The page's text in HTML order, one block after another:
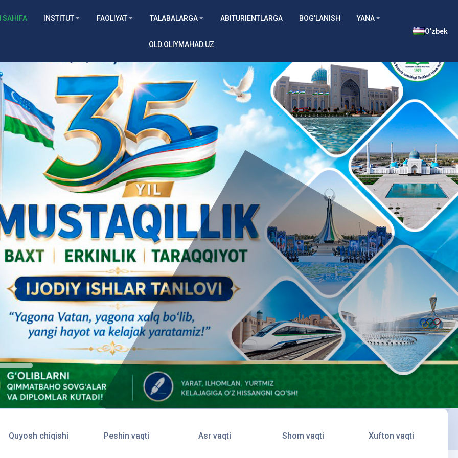
SAHIFA INSTITUT FAOLIYAT TALABALARGA ABITURIENTLARGA BOG'LANISH YANA
OLD.OLIYMAHAD.UZ
O'zbek
Quyosh chiqishi Peshin vaqti Asr vaqti Shom vaqti Xufton vaqti